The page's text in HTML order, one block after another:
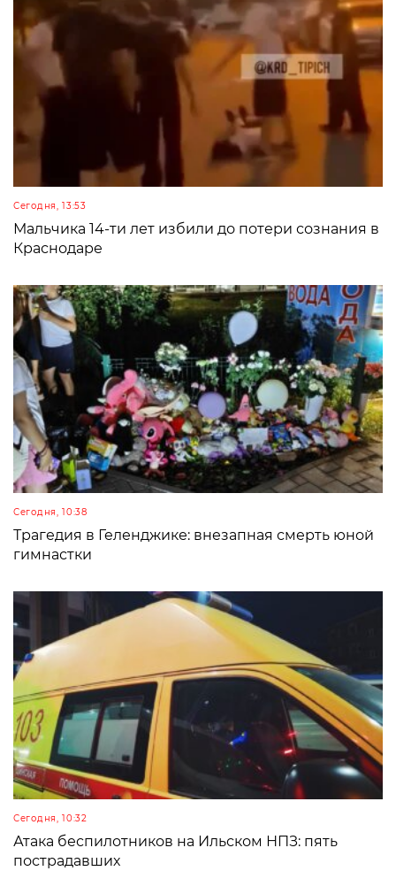
Сегодня, 13:53
Мальчика 14-ти лет избили до потери сознания в
Краснодаре
Сегодня, 10:38
Трагедия в Геленджике: внезапная смерть юной
гимнастки
Сегодня, 10:32
Атака беспилотников на Ильском НПЗ: пять
пострадавших